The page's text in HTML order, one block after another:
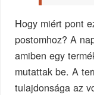
Hogy miért pont
postomhoz? A
amiben egy
mutattak be. A
tulajdonsága az